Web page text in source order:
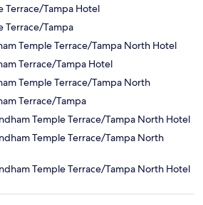
Terrace/Tampa Hotel
Terrace/Tampa
Temple Terrace/Tampa North Hotel
Terrace/Tampa Hotel
Temple Terrace/Tampa North
Terrace/Tampa
Temple Terrace/Tampa North Hotel
Temple Terrace/Tampa North
Temple Terrace/Tampa North Hotel